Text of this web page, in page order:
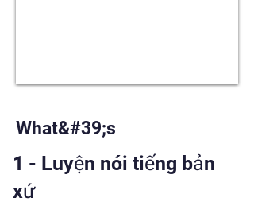
What&#39;s
1 - Luyện nói tiếng bản
xứ